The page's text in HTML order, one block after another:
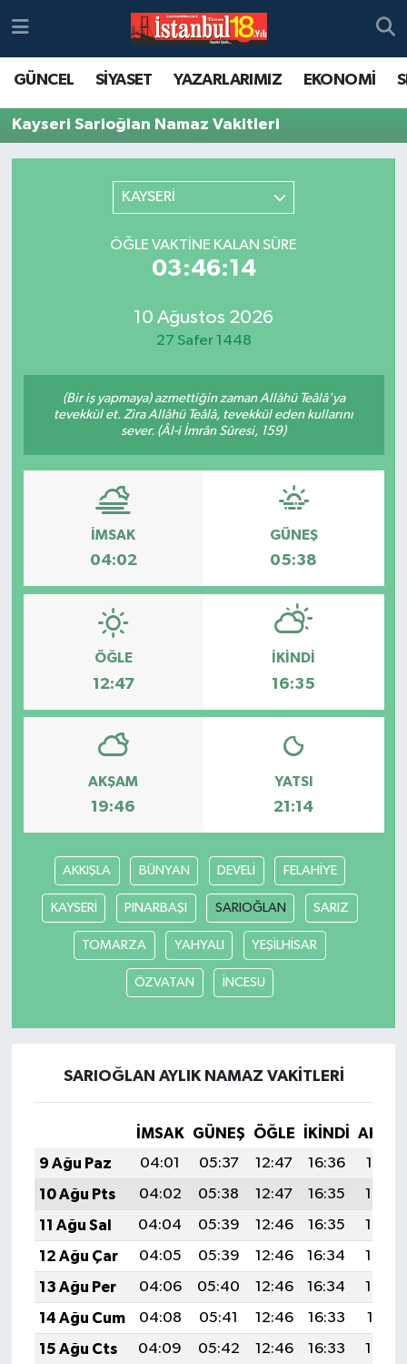
GÜNCEL SİYASET YAZARLARIMIZ EKONOMİ
Kayseri Sarioğlan Namaz Vakitleri
KAYSERİ
ÖĞLE VAKTINE KALAN SÜRE
03:46:14
10 Ağustos 2026
27 Safer 1448
(Bir iş yapmaya) azmettiğin zaman Allâhü Teâlâ'ya
tevekkül et. Zira Allâhü Teâlâ, tevekkül eden kullarını
sever. (Âl-i İmrân Sûresi, 159)
İMSAK
04:02
GÜNEŞ
05:38
ÖĞLE
12:47
İKINDI
16:35
AKŞAM
19:46
YATSI
21:14
AKKIŞLA BÜNYAN DEVELİ FELAHİYE
KAYSERİ PINARBAŞI SARIOĞLAN SARIZ
TOMARZA YAHYALI YEŞİLHİSAR
ÖZVATAN İNCESU
SARIOĞLAN AYLIK NAMAZ VAKITLERI
İMSAK GÜNEŞ ÖĞLE İKINDI
9 Ağu Paz
04:01 05:37 12:47 16:36
19:47
10 Ağu Pts
04:02 05:38 12:47 16:35
19:46
11 Ağu Sal
04:04 05:39 12:46 16:35
19:44
12 Ağu Çar
04:05 05:39 12:46 16:34
19:43
13 Ağu Per
04:06 05:40 12:46 16:34
19:42
14 Ağu Cum
04:08 05:41 12:46 16:33
19:41
15 Ağu Cts
04:09 05:42 12:46 16:33
19:39